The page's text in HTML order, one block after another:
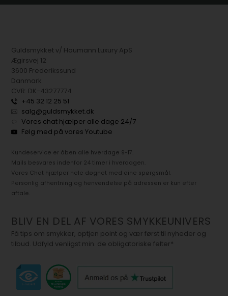
Guldsmykket v/ Houmann Luxury ApS
Ægirsvej 12
3600 Frederikssund
Danmark
CVR: DK-43277774
+45 32 12 25 51
salg@guldsmykket.dk
Vores chat hjælper alle dage 24/7
Følg med på vores Youtube
Kundeservice er åben alle hverdage 9-17.
Mails besvares indenfor 24 timer i hverdagen.
Vores Chat hjælper hele døgnet med dine spørgsmål.
Personlig afhentning og henvendelse på adressen er kun efter
aftale.
BLIV EN DEL AF VORES SMYKKEUNIVERS
Få tips om smykker, optjen point og vær først til nyheder og
tilbud. Udfyld venligst min. de obligatoriske felter*